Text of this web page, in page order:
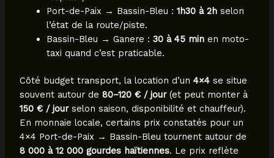
Port-de-Paix → Bassin-Bleu : 1h30 à 2hselon
l’état de la route/piste.
Bassin-Bleu → Ganere : 30 à 45 minen moto-
taxi quand c’est praticable.
Côté budget transport, la location d’un 4×4se situe
souvent autour de 80–120 € / jour(et peut monter à
150 € / jourselon saison, disponibilité et chauffeur).
En monnaie locale, certains prix constatés pour un
4×4 Port-de-Paix → Bassin-Bleu tournent autour de
8 000 à 12 000 gourdes haïtiennes. Le prix reflète